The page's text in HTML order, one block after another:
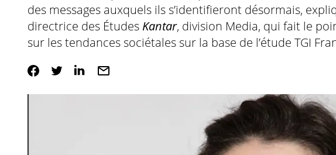
des messages auxquels ils s’identifieront désormais,
directrice des Études Kantar, division Media, qui fait le
sur les tendances sociétales sur la base de l’étude TGI